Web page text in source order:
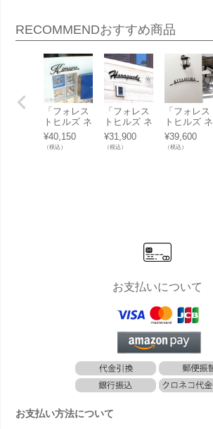
RECOMMENDおすすめ商品
「フォレス
トヒルズ ネ
ームプレー
ト レーザー
カット切文
¥40,150
（税込）
「フォレス
トヒルズ ネ
ームプレー
ト レーザー
カット切文
¥31,900
（税込）
「フォレス
トヒルズ ネ
ームプレー
ト レーザー
カット切文
¥39,600
（税込）
お支払いについて
お支払い方法について